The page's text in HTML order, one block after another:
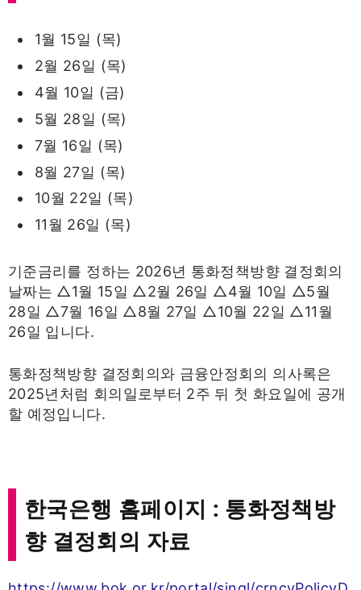
1월 15일 (목)
2월 26일 (목)
4월 10일 (금)
5월 28일 (목)
7월 16일 (목)
8월 27일 (목)
10월 22일 (목)
11월 26일 (목)
기준금리를 정하는 2026년 통화정책방향 결정회의
날짜는 △1월 15일 △2월 26일 △4월 10일 △5월
28일 △7월 16일 △8월 27일 △10월 22일 △11월
26일 입니다.
통화정책방향 결정회의와 금융안정회의 의사록은
2025년처럼 회의일로부터 2주 뒤 첫 화요일에 공개
할 예정입니다.
한국은행 홈페이지 : 통화정책방
향 결정회의 자료